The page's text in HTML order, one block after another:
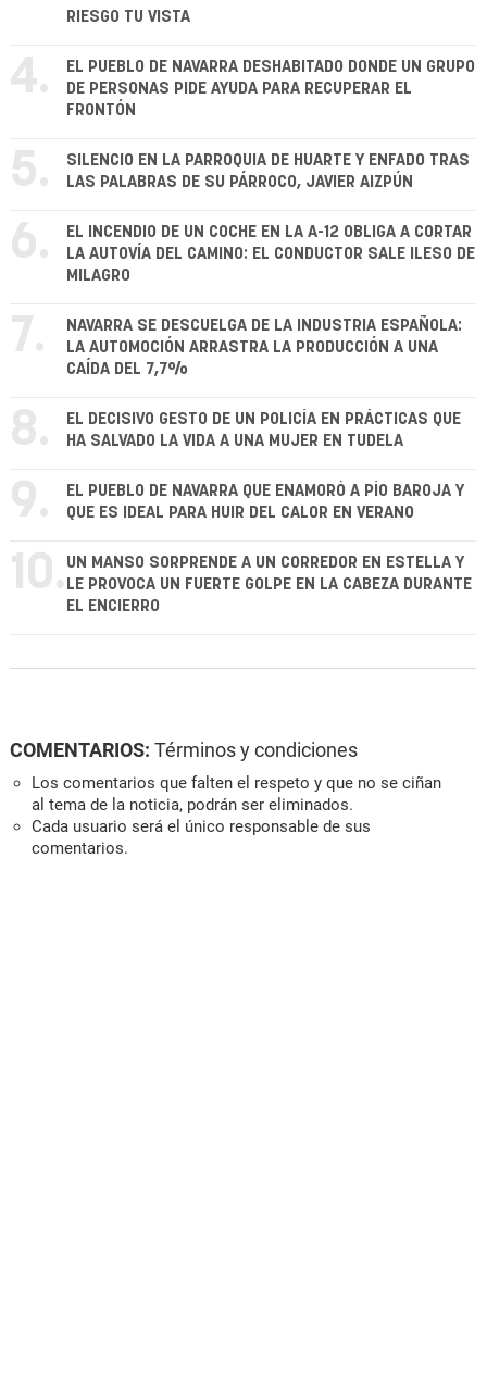
RIESGO TU VISTA
4.
EL PUEBLO DE NAVARRA DESHABITADO DONDE UN GRUPO
DE PERSONAS PIDE AYUDA PARA RECUPERAR EL
FRONTÓN
5.
SILENCIO EN LA PARROQUIA DE HUARTE Y ENFADO TRAS
LAS PALABRAS DE SU PÁRROCO, JAVIER AIZPÚN
6.
EL INCENDIO DE UN COCHE EN LA A-12 OBLIGA A CORTAR
LA AUTOVÍA DEL CAMINO: EL CONDUCTOR SALE ILESO DE
MILAGRO
7.
NAVARRA SE DESCUELGA DE LA INDUSTRIA ESPAÑOLA:
LA AUTOMOCIÓN ARRASTRA LA PRODUCCIÓN A UNA
CAÍDA DEL 7,7%
8.
EL DECISIVO GESTO DE UN POLICÍA EN PRÁCTICAS QUE
HA SALVADO LA VIDA A UNA MUJER EN TUDELA
9.
EL PUEBLO DE NAVARRA QUE ENAMORÓ A PÍO BAROJA Y
QUE ES IDEAL PARA HUIR DEL CALOR EN VERANO
10. UN MANSO SORPRENDE A UN CORREDOR EN ESTELLA Y
LE PROVOCA UN FUERTE GOLPE EN LA CABEZA DURANTE
EL ENCIERRO
COMENTARIOS: Términos y condiciones
Los comentarios que falten el respeto y que no se ciñan
al tema de la noticia, podrán ser eliminados.
Cada usuario será el único responsable de sus
comentarios.